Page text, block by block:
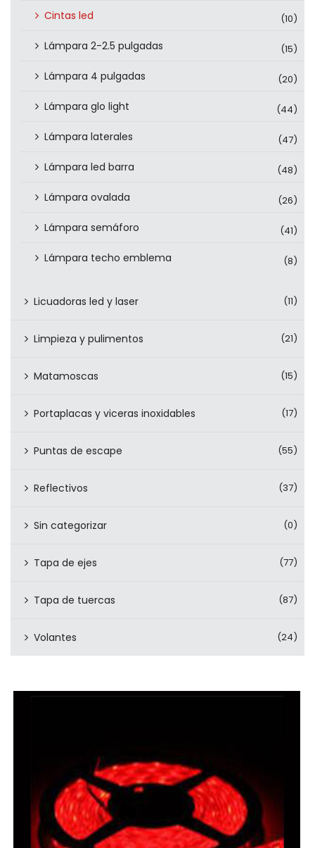
Cintas led (10)
Lámpara 2-2.5 pulgadas (15)
Lámpara 4 pulgadas (20)
Lámpara glo light (44)
Lámpara laterales (47)
Lámpara led barra (48)
Lámpara ovalada (26)
Lámpara semáforo (41)
Lámpara techo emblema (8)
Licuadoras led y laser (11)
Limpieza y pulimentos (21)
Matamoscas (15)
Portaplacas y viceras inoxidables (17)
Puntas de escape (55)
Reflectivos (37)
Sin categorizar (0)
Tapa de ejes (77)
Tapa de tuercas (87)
Volantes (24)